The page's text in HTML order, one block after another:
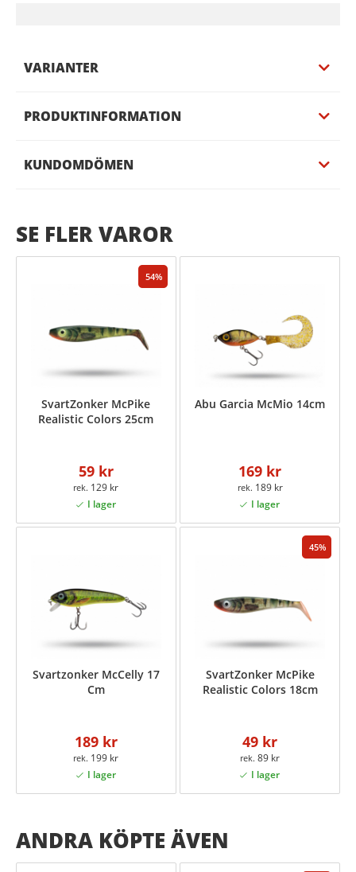
VARIANTER
PRODUKTINFORMATION
KUNDOMDÖMEN
SE FLER VAROR
54
SvartZonker McPike
Realistic Colors 25cm
59 kr
129 kr
Abu Garcia McMio 14cm
169 kr
189 kr
Svartzonker McCelly 17
Cm
189 kr
199 kr
45
SvartZonker McPike
Realistic Colors 18cm
49 kr
89 kr
ANDRA KÖPTE ÄVEN